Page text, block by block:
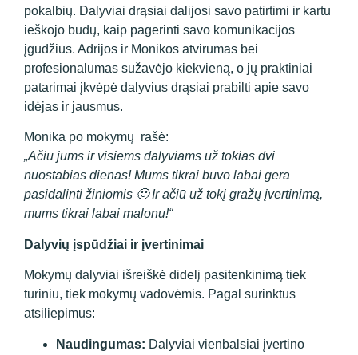
pokalbių. Dalyviai drąsiai dalijosi savo patirtimi ir kartu
ieškojo būdų, kaip pagerinti savo komunikacijos
įgūdžius. Adrijos ir Monikos atvirumas bei
profesionalumas sužavėjo kiekvieną, o jų praktiniai
patarimai įkvėpė dalyvius drąsiai prabilti apie savo
idėjas ir jausmus.
Monika po mokymų rašė:
„Ačiū jums ir visiems dalyviams už tokias dvi
nuostabias dienas! Mums tikrai buvo labai gera
pasidalinti žiniomis 🙂 Ir ačiū už tokį gražų įvertinimą,
mums tikrai labai malonu!“
Dalyvių įspūdžiai ir įvertinimai
Mokymų dalyviai išreiškė didelį pasitenkinimą tiek
turiniu, tiek mokymų vadovėmis. Pagal surinktus
atsiliepimus:
Naudingumas: Dalyviai vienbalsiai įvertino